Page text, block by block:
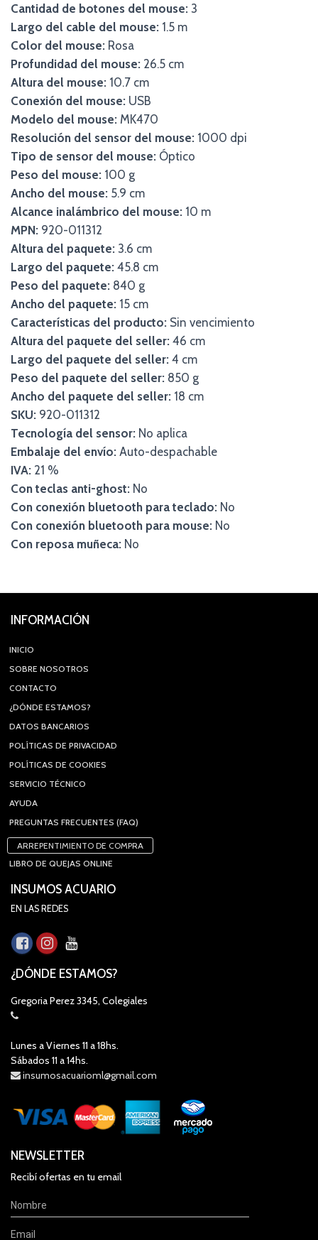
Cantidad de botones del mouse: 3
Largo del cable del mouse: 1.5 m
Color del mouse: Rosa
Profundidad del mouse: 26.5 cm
Altura del mouse: 10.7 cm
Conexión del mouse: USB
Modelo del mouse: MK470
Resolución del sensor del mouse: 1000 dpi
Tipo de sensor del mouse: Óptico
Peso del mouse: 100 g
Ancho del mouse: 5.9 cm
Alcance inalámbrico del mouse: 10 m
MPN: 920-011312
Altura del paquete: 3.6 cm
Largo del paquete: 45.8 cm
Peso del paquete: 840 g
Ancho del paquete: 15 cm
Características del producto: Sin vencimiento
Altura del paquete del seller: 46 cm
Largo del paquete del seller: 4 cm
Peso del paquete del seller: 850 g
Ancho del paquete del seller: 18 cm
SKU: 920-011312
Tecnología del sensor: No aplica
Embalaje del envío: Auto-despachable
IVA: 21 %
Con teclas anti-ghost: No
Con conexión bluetooth para teclado: No
Con conexión bluetooth para mouse: No
Con reposa muñeca: No
INFORMACIÓN
INICIO
SOBRE NOSOTROS
CONTACTO
¿DÓNDE ESTAMOS?
DATOS BANCARIOS
POLÍTICAS DE PRIVACIDAD
POLÍTICAS DE COOKIES
SERVICIO TÉCNICO
AYUDA
PREGUNTAS FRECUENTES (FAQ)
ARREPENTIMIENTO DE COMPRA
LIBRO DE QUEJAS ONLINE
INSUMOS ACUARIO
EN LAS REDES
¿DÓNDE ESTAMOS?
Gregoria Perez 3345, Colegiales
Lunes a Viernes 11 a 18hs.
Sábados 11 a 14hs.
insumosacuarioml@gmail.com
NEWSLETTER
Recibí ofertas en tu email